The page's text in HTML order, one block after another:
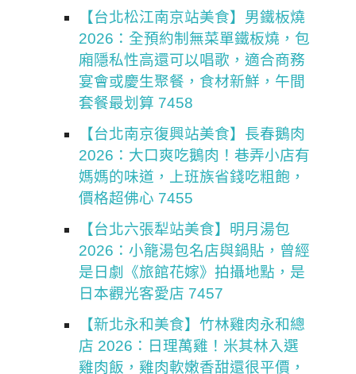
【台北松江南京站美食】男鐵板燒
2026：全預約制無菜單鐵板燒，包
廂隱私性高還可以唱歌，適合商務
宴會或慶生聚餐，食材新鮮，午間
套餐最划算 7458
【台北南京復興站美食】長春鵝肉
2026：大口爽吃鵝肉！巷弄小店有
媽媽的味道，上班族省錢吃粗飽，
價格超佛心 7455
【台北六張犁站美食】明月湯包
2026：小籠湯包名店與鍋貼，曾經
是日劇《旅館花嫁》拍攝地點，是
日本觀光客愛店 7457
【新北永和美食】竹林雞肉永和總
店 2026：日理萬雞！米其林入選
雞肉飯，雞肉軟嫩香甜還很平價，